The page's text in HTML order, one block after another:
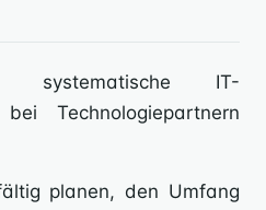
systematische IT-
Technologiepartnern
planen, den Umfang